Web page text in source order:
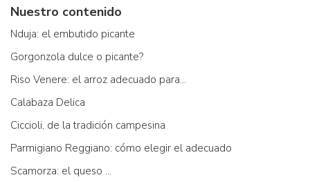
Nuestro contenido
Nduja: el embutido picante
Gorgonzola dulce o picante?
Riso Venere: el arroz adecuado para...
Calabaza Delica
Ciccioli, de la tradición campesina
Parmigiano Reggiano: cómo elegir el adecuado
Scamorza: el queso ...